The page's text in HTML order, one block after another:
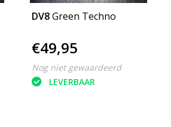
DV8Green Techno
€49,95
Nog niet gewaardeerd
LEVERBAAR